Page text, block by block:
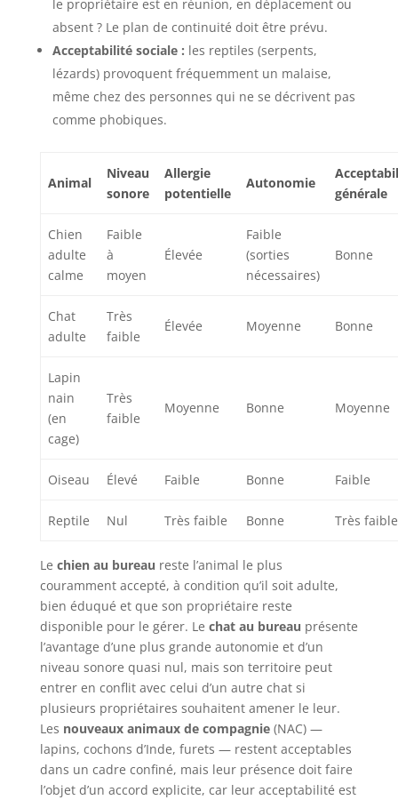
le propriétaire est en réunion, en déplacement ou
absent ? Le plan de continuité doit être prévu.
Acceptabilité sociale : les reptiles (serpents,
lézards) provoquent fréquemment un malaise,
même chez des personnes qui ne se décrivent pas
comme phobiques.
Animal
Niveau
sonore
Allergie
potentielle
Autonomie
générale
Chien
adulte
calme
Faible
à
moyen
Élevée
Faible
(sorties
nécessaires)
Bonne
Chat
adulte
Très
faible
Élevée Moyenne Bonne
Lapin
nain
(en
cage)
Très
faible
Moyenne Bonne Moyenne
Oiseau Élevé Faible Bonne Faible
Reptile Nul Très faible Bonne Très faible
Le chien au bureau reste l’animal le plus
couramment accepté, à condition qu’il soit adulte,
bien éduqué et que son propriétaire reste
disponible pour le gérer. Le chat au bureau présente
l’avantage d’une plus grande autonomie et d’un
niveau sonore quasi nul, mais son territoire peut
entrer en conflit avec celui d’un autre chat si
plusieurs propriétaires souhaitent amener le leur.
Les nouveaux animaux de compagnie(NAC) —
lapins, cochons d’Inde, furets — restent acceptables
dans un cadre confiné, mais leur présence doit faire
l’objet d’un accord explicite, car leur acceptabilité est